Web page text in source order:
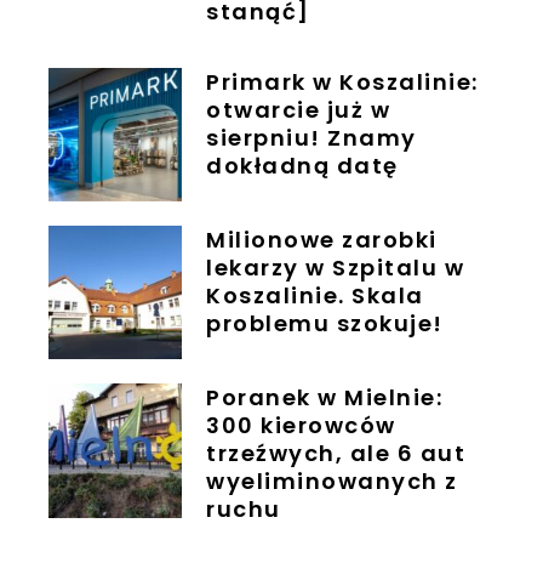
stanąć]
Primark w Koszalinie:
otwarcie już w
sierpniu! Znamy
dokładną datę
Milionowe zarobki
lekarzy w Szpitalu w
Koszalinie. Skala
problemu szokuje!
Poranek w Mielnie:
300 kierowców
trzeźwych, ale 6 aut
wyeliminowanych z
ruchu